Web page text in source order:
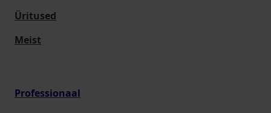
Üritused
Meist
Professionaal